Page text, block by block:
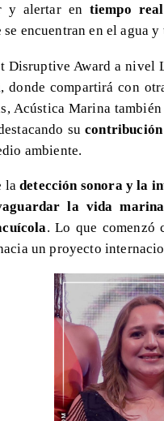
y alertar en tiempo real
se encuentran en el agua
Disruptive Award a nivel
, donde compartirá con
Acústica Marina
su
ambiente.
ladetección sonora y la
la vida marina
. Lo que comenzó
un proyecto